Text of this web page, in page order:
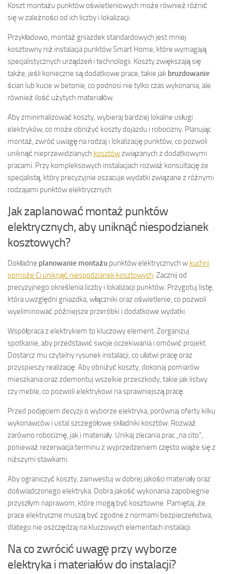
Koszt montażu punktów oświetleniowych może również różnić
się w zależności od ich liczby i lokalizacji.
Przykładowo, montaż gniazdek standardowych jest mniej
kosztowny niż instalacja punktów Smart Home, które wymagają
specjalistycznych urządzeń i technologii. Koszty zwiększają się
także, jeśli konieczne są dodatkowe prace, takie jak bruzdowanie
ścian lub kucie w betonie, co podnosi nie tylko czas wykonania, ale
również ilość użytych materiałów.
Aby zminimalizować koszty, wybieraj bardziej lokalne usługi
elektryków, co może obniżyć koszty dojazdu i robocizny. Planując
montaż, zwróć uwagę na rodzaj i lokalizację punktów, co pozwoli
uniknąć nieprzewidzianych kosztówzwiązanych z dodatkowymi
pracami. Przy kompleksowych instalacjach rozważ konsultację ze
specjalistą, który precyzyjnie oszacuje wydatki związane z różnymi
rodzajami punktów elektrycznych.
Jak zaplanować montaż punktów
elektrycznych, aby uniknąć niespodzianek
kosztowych?
Dokładne planowanie montażu punktów elektrycznych w kuchni
pomoże Ci uniknąć niespodzianek kosztowych . Zacznij od
precyzyjnego określenia liczby i lokalizacji punktów. Przygotuj listę,
która uwzględni gniazdka, włączniki oraz oświetlenie, co pozwoli
wyeliminować późniejsze przeróbki i dodatkowe wydatki.
Współpraca z elektrykiem to kluczowy element. Zorganizuj
spotkanie, aby przedstawić swoje oczekiwania i omówić projekt.
Dostarcz mu czytelny rysunek instalacji, co ułatwi pracę oraz
przyspieszy realizację. Aby obniżyć koszty, dokonaj pomiarów
mieszkania oraz zdemontuj wszelkie przeszkody, takie jak listwy
czy meble, co pozwoli elektrykowi na sprawniejszą pracę.
Przed podjęciem decyzji o wyborze elektryka, porównaj oferty kilku
wykonawców i ustal szczegółowe składniki kosztów. Rozważ
zarówno robociznę, jak i materiały. Unikaj zlecania prac „na cito”,
ponieważ rezerwacja terminu z wyprzedzeniem często wiąże się z
niższymi stawkami.
Aby ograniczyć koszty, zainwestuj w dobrej jakości materiały oraz
doświadczonego elektryka. Dobra jakość wykonania zapobiegnie
przyszłym naprawom, które mogą być kosztowne. Pamiętaj, że
prace elektryczne muszą być zgodne z normami bezpieczeństwa,
dlatego nie oszczędzaj na kluczowych elementach instalacji.
Na co zwrócić uwagę przy wyborze
elektryka i materiałów do instalacji?